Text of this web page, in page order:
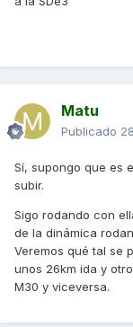
Matu
Publicado
Sí, supongo que es
subir.
Sigo rodando con
de la dinámica
Veremos qué tal se
unos 26km ida y
M30 y viceversa.